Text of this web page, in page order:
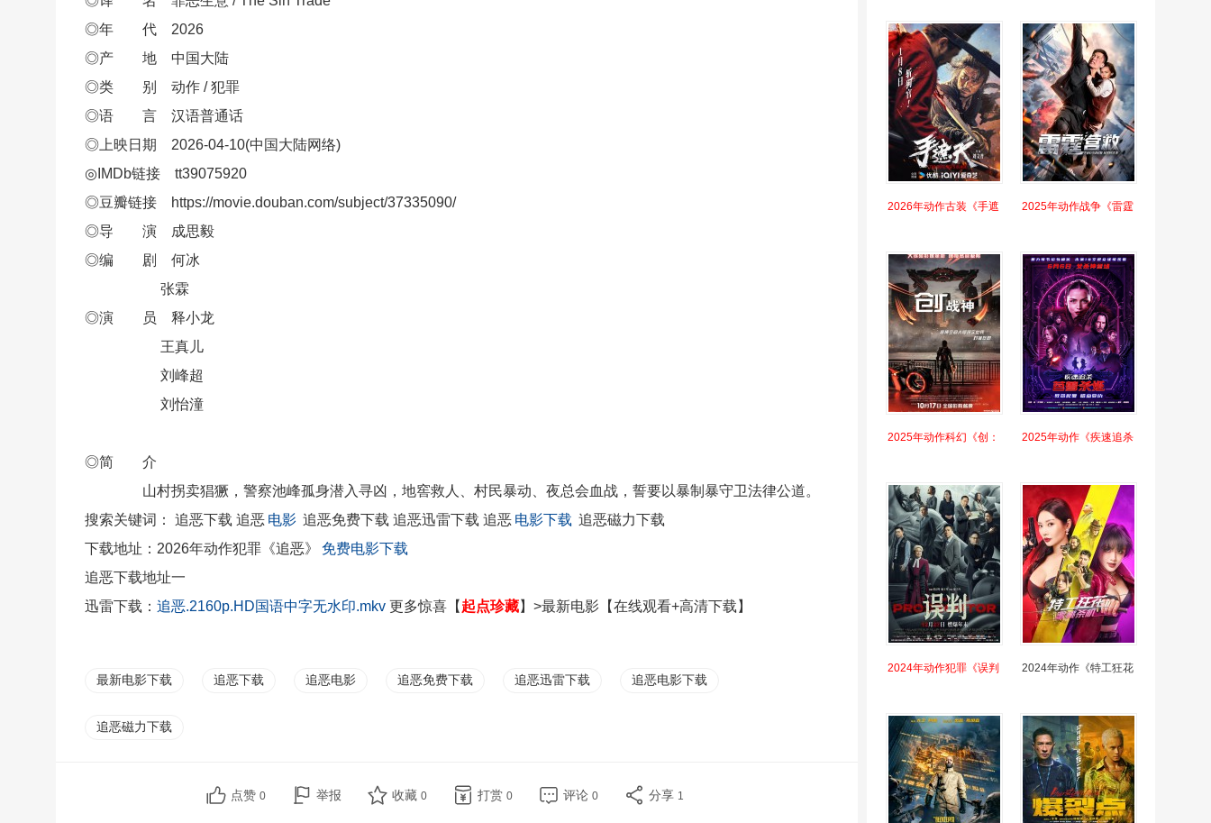
◎年 代 2026
◎产 地 中国大陆
◎类 别 动作 / 犯罪
◎语 言 汉语普通话
◎上映日期 2026-04-10(中国大陆网络)
◎IMDb链接 tt39075920
◎豆瓣链接 https://movie.douban.com/subject/37335090/
◎导 演 成思毅
◎编 剧 何冰
张霖
◎演 员 释小龙
王真儿
刘峰超
刘怡潼
◎简 介
山村拐卖猖獗，警察池峰孤身潜入寻凶，地窖救人、村民暴动、夜总会血战，誓要以暴制暴守卫法律公道。
搜索关键词： 追恶下载 追恶 电影 追恶免费下载 追恶迅雷下载 追恶 电影下载 追恶磁力下载
下载地址：2026年动作犯罪《追恶》
免费电影下载
追恶下载地址一
迅雷下载： 追恶.2160p.HD国语中字无水印.mkv 更多惊喜【 起点珍藏】>最新电影【在线观看+高清下载】
最新电影下载 追恶下载 追恶电影 追恶免费下载 追恶迅雷下载 追恶电影下载
追恶磁力下载
点赞 0 举报 收藏 0 打赏 0 评论 0 分享 1
2026年动作古装《手遮 2025年动作战争《雷霆
2025年动作科幻《创： 2025年动作《疾速追杀
2024年动作犯罪《误判 2024年动作《特工狂花